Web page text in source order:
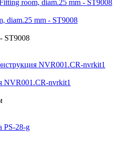
diam.25 mm - ST9008
ST9008
NVR001.CR-nvrkit1